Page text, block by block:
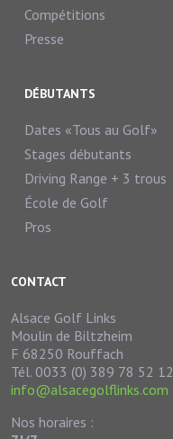
Compétitions
Presse
DÉBUTANTS
Dates «Tous au Golf»
Stages débutants
Driving Range + 3 trous
École de Golf
Pros
CONTACT
Alsace Golf Links
Moulin de Biltzheim
F 68250 Rouffach
Tél. 0033 (0) 389 78 52 12
info@alsacegolflinks.com
Nos horaires :